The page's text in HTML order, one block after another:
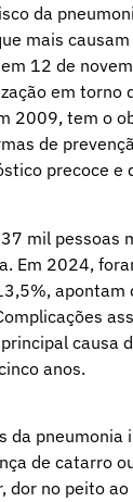
da
mais
12 de
em torno
2009, tem o
de
precoce e
mil pessoas
Em 2024,
apontam
causa
anos.
da pneumonia
de catarro
dor no peito